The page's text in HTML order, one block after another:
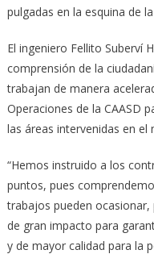
pulgadas en la esquina de
El ingeniero Fellito Suberví
comprensión de la
trabajan de manera
Operaciones de la CAASD
las áreas intervenidas en
“Hemos instruido a los
puntos, pues
trabajos pueden
de gran impacto para
y de mayor calidad para la